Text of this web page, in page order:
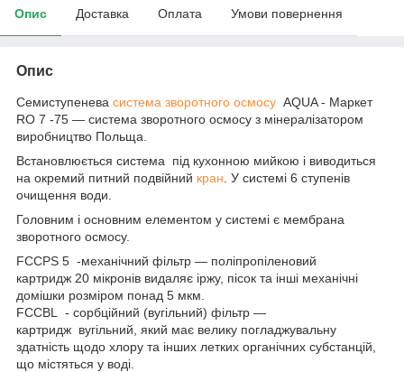
Опис Доставка Оплата Умови повернення
Опис
Семиступенева система зворотного осмосу AQUA - Маркет
RO 7 -75 — система зворотного осмосу з мінералізатором
виробництво Польща.
Встановлюється система під кухонною мийкою і виводиться
на окремий питний подвійний кран . У системі 6 ступенів
очищення води.
Головним і основним елементом у системі є мембрана
зворотного осмосу.
FCCPS 5 -механічний фільтр — поліпропіленовий
картридж 20 мікронів видаляє іржу, пісок та інші механічні
домішки розміром понад 5 мкм.
FCCBL - сорбційний (вугільний) фільтр —
картридж вугільний, який має велику погладжувальну
здатність щодо хлору та інших летких органічних субстанцій,
що містяться у воді.